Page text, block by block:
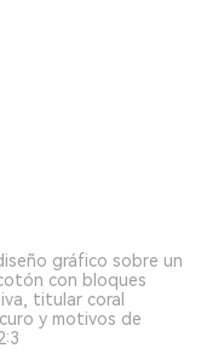
gráfico sobre un
con bloques
titular coral
y motivos de